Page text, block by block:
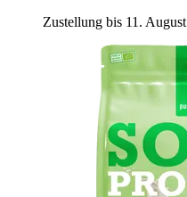
Zustellung bis 11. August